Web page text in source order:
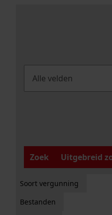
Zoek
Uitgebreid
Soort vergunning
Bestanden